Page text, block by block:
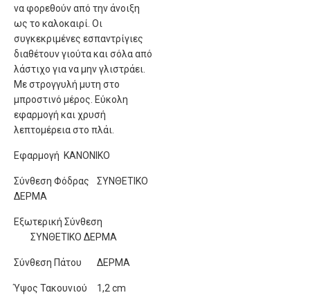
να φορεθούν από την άνοιξη
ως το καλοκαιρί. Οι
συγκεκριμένες εσπαντρίγιες
διαθέτουν γιούτα και σόλα από
λάστιχο για να μην γλιστράει.
Με στρογγυλή μυτη στο
μπροστινό μέρος. Εύκολη
εφαρμογή και χρυσή
λεπτομέρεια στο πλάι.
Εφαρμογή ΚΑΝΟΝΙΚΟ
Σύνθεση Φόδρας
ΣΥΝΘΕΤΙΚΟ
ΔΕΡΜΑ
Εξωτερική Σύνθεση
ΣΥΝΘΕΤΙΚΟ ΔΕΡΜΑ
Σύνθεση Πάτου ΔΕΡΜΑ
Ύψος Τακουνιού 1,2 cm